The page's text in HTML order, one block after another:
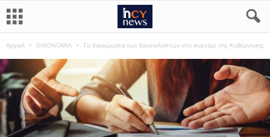
Αρχική ΟΙΚΟΝΟΜΙΑ Τα δικαιώματα των δανειοληπτών στο συρτάρι της Κυβέρνησης